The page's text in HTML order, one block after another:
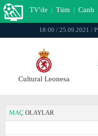
TV'de | Tüm | Canlı
18:00 / 25.09.2021 /
Cultural Leonesa
MAÇ OLAYLAR